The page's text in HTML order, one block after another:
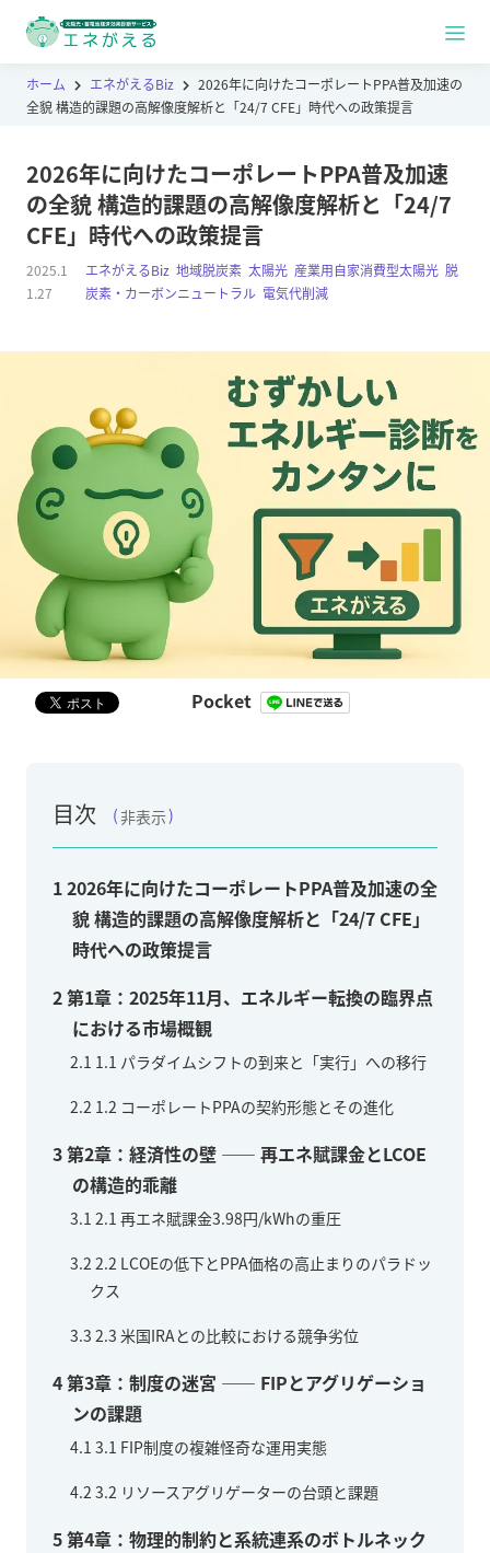
ホーム エネがえるBiz
2026年に向けたコーポレートPPA普及加速の
全貌 構造的課題の高解像度解析と「24/7 CFE」時代への政策提言
2026年に向けたコーポレートPPA普及加速
の全貌 構造的課題の高解像度解析と「24/7
CFE」時代への政策提言
エネがえるBiz ,地域脱炭素 ,太陽光 産業用自家消費型太陽光 ,脱
炭素・カーボンニュートラル 電気代削減
2025.1
1.27
Pocket
目次 非表示
12026年に向けたコーポレートPPA普及加速の全
貌 構造的課題の高解像度解析と「24/7 CFE」
時代への政策提言
2第1章：2025年11月、エネルギー転換の臨界点
における市場概観
2.1 1.1 パラダイムシフトの到来と「実行」への移行
2.2 1.2 コーポレートPPAの契約形態とその進化
3第2章：経済性の壁 —— 再エネ賦課金とLCOE
の構造的乖離
3.1 2.1 再エネ賦課金3.98円/kWhの重圧
3.2 2.2 LCOEの低下とPPA価格の高止まりのパラドッ
クス
3.3 2.3 米国IRAとの比較における競争劣位
4第3章：制度の迷宮 —— FIPとアグリゲーショ
ンの課題
4.1 3.1 FIP制度の複雑怪奇な運用実態
4.2 3.2 リソースアグリゲーターの台頭と課題
5第4章：物理的制約と系統連系のボトルネック